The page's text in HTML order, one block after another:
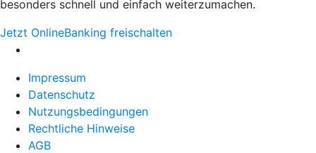
besonders schnell und einfach weiterzumachen.
Jetzt OnlineBanking freischalten
Impressum
Datenschutz
Nutzungsbedingungen
Rechtliche Hinweise
AGB